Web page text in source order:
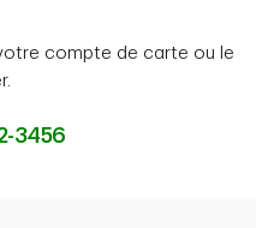
compte de carte ou le
3456